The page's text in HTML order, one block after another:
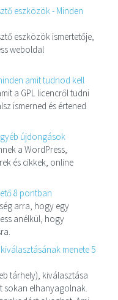
eszközök - Minden
eszközök ismertetője,
weboldal
amit tudnod kell
a GPL licencről tudni
ismerned és értened
újdongások
a WordPress,
és cikkek, online
8 pontban
arra, hogy egy
anélkül, hogy
menete 5
tárhely), kiválasztása
sokan elhanyagolnak.